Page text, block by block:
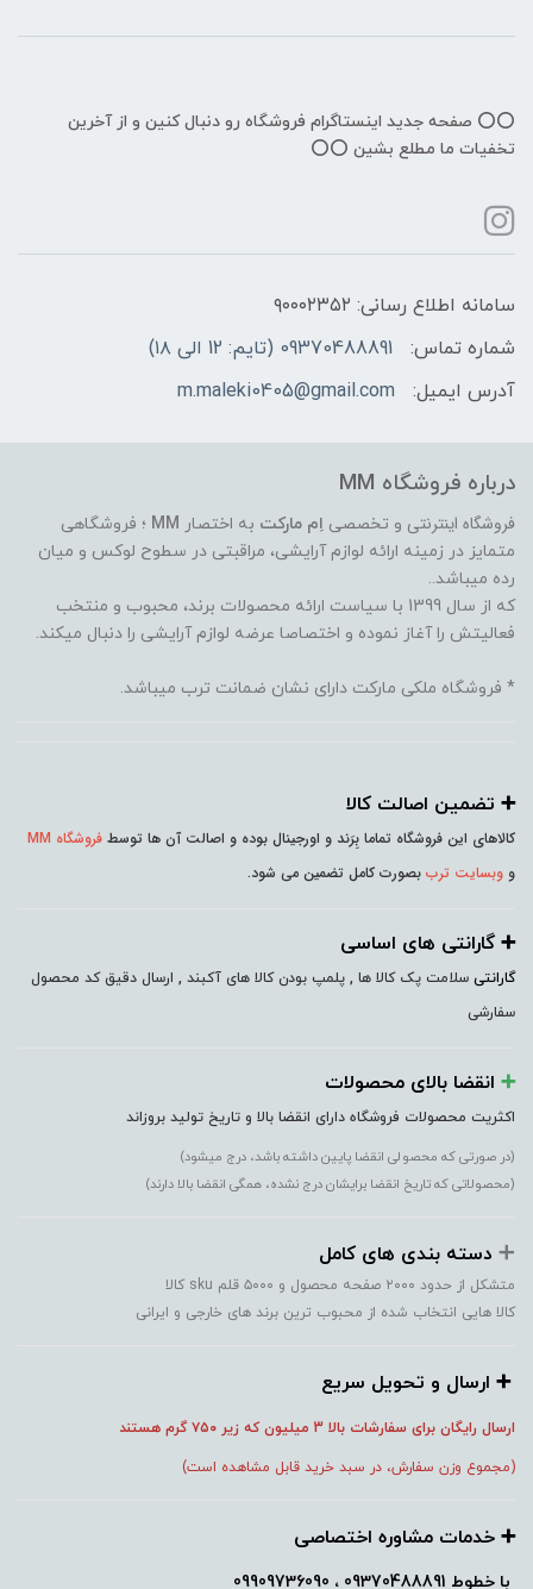
⭕️⭕️ صفحه جدید اینستاگرام فروشگاه رو دنبال کنین و از آخرین
تخفیات ما مطلع بشین ⭕️⭕️
سامانه اطلاع رسانی: ۹۰۰۰۲۳۵۲
شماره تماس:
09370488891 (تایم: 12 الی ۱۸)
آدرس ایمیل:
m.maleki0405@gmail.com
درباره فروشگاه MM
فروشگاه اینترنتی و تخصصی اِم مارکت به اختصار MM ؛ فروشگاهی
متمایز در زمینه ارائه لوازم آرایشی، مراقبتی در سطوح لوکس و میان
رده میباشد..
که از سال 1399 با سیاست ارائه محصولات برند، محبوب و منتخب
فعالیتش را آغاز نموده و اختصاصا عرضه لوازم آرایشی را دنبال میکند.
* فروشگاه ملکی مارکت دارای نشان ضمانت ترب میباشد.
➕️ تضمین اصالت کالا
کالاهای این فروشگاه تماما بِرَند و اورجینال بوده و اصالت آن ها توسط فروشگاه MM
و وبسایت ترب بصورت کامل تضمین می شود.
➕️ گارانتی های اساسی
گارانتی سلامت پک کالا ها , پلمپ بودن کالا های آکبند , ارسال دقیق کد محصول
سفارشی
➕️ انقضا بالای محصولات
اکثریت محصولات فروشگاه دارای انقضا بالا و تاریخ تولید بروزاند
(در صورتی که محصولی انقضا پایین داشته باشد، درج میشود)
(محصولاتی که تاریخ انقضا برایشان درج نشده، همگی انقضا بالا دارند)
➕️ دسته بندی های کامل
متشکل از حدود ۲۰۰۰ صفحه محصول و ۵۰۰۰ قلم sku کالا
کالا هایی انتخاب شده از محبوب ترین برند های خارجی و ایرانی
➕️ ارسال و تحویل سریع
ارسال رایگان برای سفارشات بالا 3 میلیون که زیر ۷۵۰ گرم هستند
(مجموع وزن سفارش، در سبد خرید قابل مشاهده است)
➕️ خدمات مشاوره اختصاصی
با خطوط 09370488891 ، 09909736090